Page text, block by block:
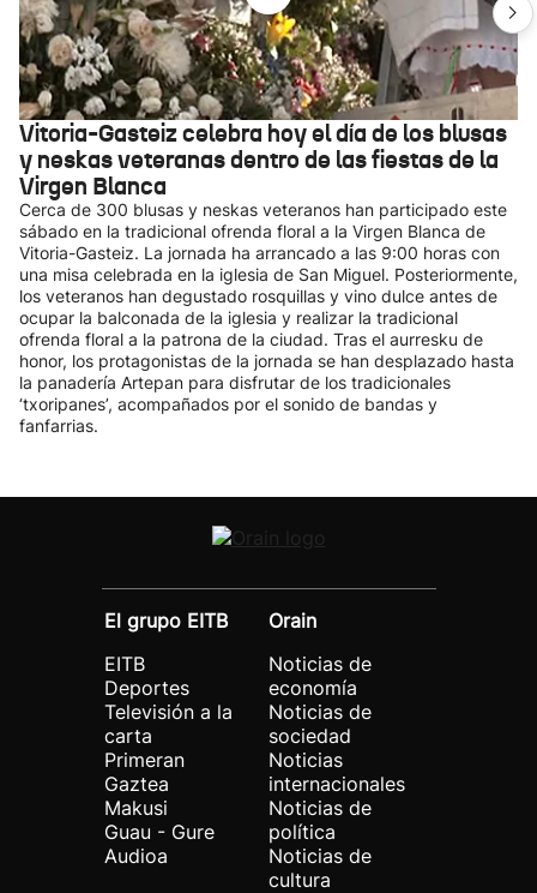
Vitoria-Gasteiz celebra hoy el día de los blusas
y neskas veteranas dentro de las fiestas de la
Virgen Blanca
Cerca de 300 blusas y neskas veteranos han participado este
sábado en la tradicional ofrenda floral a la Virgen Blanca de
Vitoria-Gasteiz. La jornada ha arrancado a las 9:00 horas con
una misa celebrada en la iglesia de San Miguel. Posteriormente,
los veteranos han degustado rosquillas y vino dulce antes de
ocupar la balconada de la iglesia y realizar la tradicional
ofrenda floral a la patrona de la ciudad. Tras el aurresku de
honor, los protagonistas de la jornada se han desplazado hasta
la panadería Artepan para disfrutar de los tradicionales
‘txoripanes’, acompañados por el sonido de bandas y
fanfarrias.
El grupo EITB
EITB
Deportes
Televisión a la
carta
Primeran
Gaztea
Makusi
Guau - Gure
Audioa
Orain
Noticias de
economía
Noticias de
sociedad
Noticias
internacionales
Noticias de
política
Noticias de
cultura